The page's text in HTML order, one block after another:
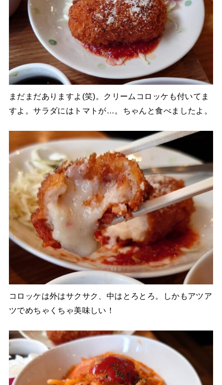
まだまだありますよ(笑)。クリームコロッケも付いてま
すよ。サラダにはトマトが…。ちゃんと食べましたよ。
コロッケは外はサクサク、中はとろとろ。しかもアツア
ツでめちゃくちゃ美味しい！